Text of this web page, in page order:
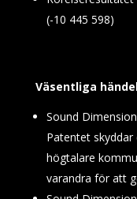
(-10 445 598)
Väsentliga
Sound
Patentet
högtalare
varandra för att